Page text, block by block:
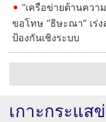
“เครือข่ายต้านควา
ขอโทษ “ธิษะณา” เร่
ป้องกันเชิงระบบ
เกาะกระแส